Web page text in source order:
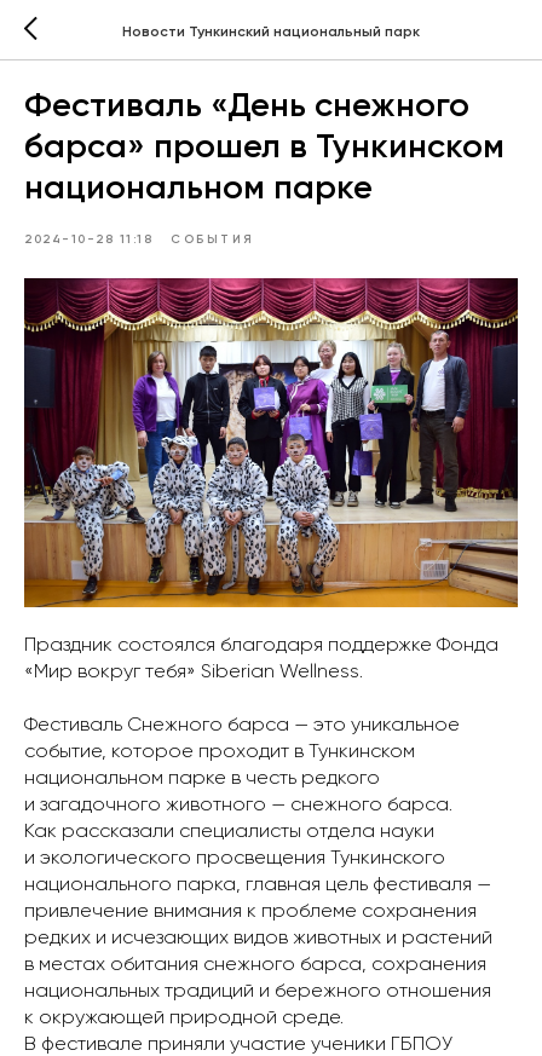
Новости Тункинский национальный парк
Фестиваль «День снежного
барса» прошел в Тункинском
национальном парке
2024-10-28 11:18 СОБЫТИЯ
Праздник состоялся благодаря поддержке Фонда
«Мир вокруг тебя» Siberian Wellness.
Фестиваль Снежного барса — это уникальное
событие, которое проходит в Тункинском
национальном парке в честь редкого
и загадочного животного — снежного барса.
Как рассказали специалисты отдела науки
и экологического просвещения Тункинского
национального парка, главная цель фестиваля —
привлечение внимания к проблеме сохранения
редких и исчезающих видов животных и растений
в местах обитания снежного барса, сохранения
национальных традиций и бережного отношения
к окружающей природной среде.
В фестивале приняли участие ученики ГБПОУ